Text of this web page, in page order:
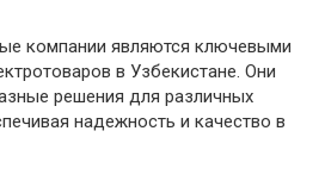
компании являются ключевыми
в Узбекистане. Они
решения для различных
надежность и качество в